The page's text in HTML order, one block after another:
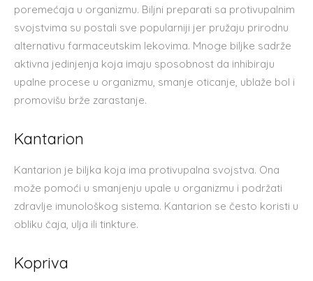
poremećaja u organizmu. Biljni preparati sa protivupalnim
svojstvima su postali sve popularniji jer pružaju prirodnu
alternativu farmaceutskim lekovima. Mnoge biljke sadrže
aktivna jedinjenja koja imaju sposobnost da inhibiraju
upalne procese u organizmu, smanje oticanje, ublaže bol i
promovišu brže zarastanje.
Kantarion
Kantarion je biljka koja ima protivupalna svojstva. Ona
može pomoći u smanjenju upale u organizmu i podržati
zdravlje imunološkog sistema. Kantarion se često koristi u
obliku čaja, ulja ili tinkture.
Kopriva